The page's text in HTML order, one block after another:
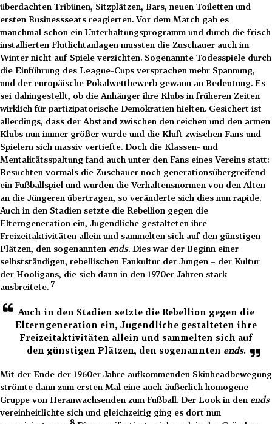
überdachten Tribünen, Sitzplätzen, Bars, neuen Toiletten und
ersten Businessseats reagierten. Vor dem Match gab es
manchmal schon ein Unterhaltungsprogramm und durch die frisch
installierten Flutlichtanlagen mussten die Zuschauer auch im
Winter nicht auf Spiele verzichten. Sogenannte Todesspiele durch
die Einführung des League-Cups versprachen mehr Spannung,
und der europäische Pokalwettbewerb gewann an Bedeutung. Es
sei dahingestellt, ob die Anhänger ihre Klubs in früheren Zeiten
wirklich für partizipatorische Demokratien hielten. Gesichert ist
allerdings, dass der Abstand zwischen den reichen und den armen
Klubs nun immer größer wurde und die Kluft zwischen Fans und
Spielern sich massiv vertiefte. Doch die Klassen- und
Mentalitätsspaltung fand auch unter den Fans eines Vereins statt:
Besuchten vormals die Zuschauer noch generationsübergreifend
ein Fußballspiel und wurden die Verhaltensnormen von den Alten
an die Jüngeren übertragen, so veränderte sich dies nun rapide.
Auch in den Stadien setzte die Rebellion gegen die
Elterngeneration ein, Jugendliche gestalteten ihre
Freizeitaktivitäten allein und sammelten sich auf den günstigen
Plätzen, den sogenannten ends. Dies war der Beginn einer
selbstständigen, rebellischen Fankultur der Jungen – der Kultur
der Hooligans, die sich dann in den 1970er Jahren stark
ausbreitete. 7
Auch in den Stadien setzte die Rebellion gegen die
Elterngeneration ein, Jugendliche gestalteten ihre
Freizeitaktivitäten allein und sammelten sich auf
den günstigen Plätzen, den sogenannten ends.
Mit der Ende der 1960er Jahre aufkommenden Skinheadbewegung
strömte dann zum ersten Mal eine auch äußerlich homogene
Gruppe von Heranwachsenden zum Fußball. Der Look in den ends
vereinheitlichte sich und gleichzeitig ging es dort nun